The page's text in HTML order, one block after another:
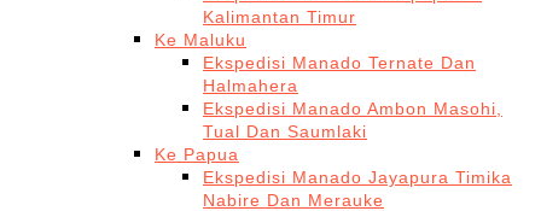
Kalimantan Timur
Ke Maluku
Ekspedisi Manado Ternate Dan
Halmahera
Ekspedisi Manado Ambon Masohi,
Tual Dan Saumlaki
Ke Papua
Ekspedisi Manado Jayapura Timika
Nabire Dan Merauke